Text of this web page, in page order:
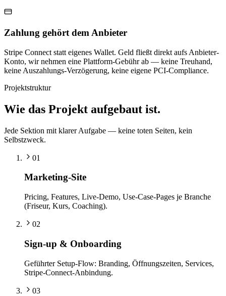
Zahlung gehört dem Anbieter
Stripe Connect statt eigenes Wallet. Geld fließt direkt aufs Anbieter-
Konto, wir nehmen eine Plattform-Gebühr ab — keine Treuhand,
keine Auszahlungs-Verzögerung, keine eigene PCI-Compliance.
Projektstruktur
Wie das Projekt aufgebaut ist.
Jede Sektion mit klarer Aufgabe — keine toten Seiten, kein
Selbstzweck.
01
Marketing-Site
Pricing, Features, Live-Demo, Use-Case-Pages je Branche
(Friseur, Kurs, Coaching).
02
Sign-up & Onboarding
Geführter Setup-Flow: Branding, Öffnungszeiten, Services,
Stripe-Connect-Anbindung.
03